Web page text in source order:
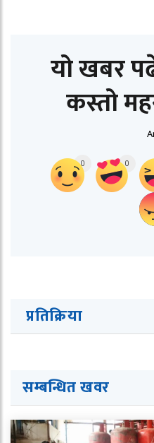
यो खबर
कस्तो
0 0
प्रतिक्रिया
सम्बन्धित खवर